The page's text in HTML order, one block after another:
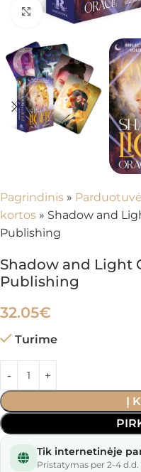
Spustelėkite, kad
Pagrindinis » Parduotuvė
kortos » Shadow and
Publishing
Shadow and Light
Publishing
32.05€
Turime
Į
Tik internetinėje
Pristatymas per 2-4